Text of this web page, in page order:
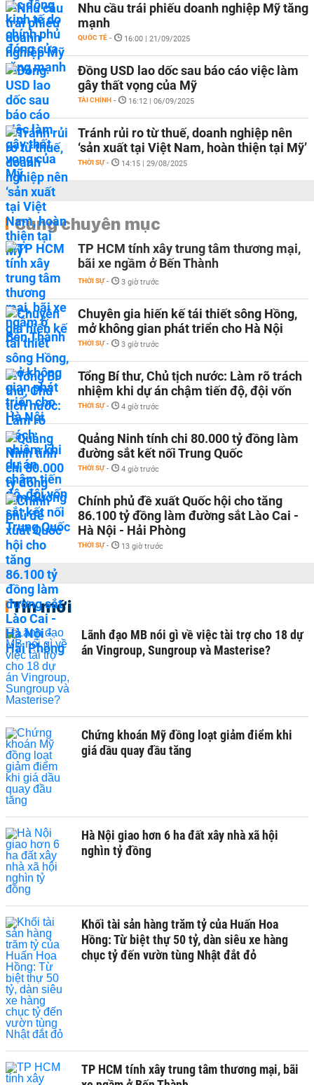
Nhu cầu trái phiếu doanh nghiệp Mỹ tăng
mạnh
QUỐC TẾ - 16:00 | 21/09/2025
Đồng USD lao dốc sau báo cáo việc làm
gây thất vọng của Mỹ
TÀI CHÍNH - 16:12 | 06/09/2025
Tránh rủi ro từ thuế, doanh nghiệp nên
‘sản xuất tại Việt Nam, hoàn thiện tại Mỹ’
THỜI SỰ - 14:15 | 29/08/2025
Cùng chuyên mục
TP HCM tính xây trung tâm thương mại,
bãi xe ngầm ở Bến Thành
THỜI SỰ - 3 giờ trước
Chuyên gia hiến kế tái thiết sông Hồng,
mở không gian phát triển cho Hà Nội
THỜI SỰ - 3 giờ trước
Tổng Bí thư, Chủ tịch nước: Làm rõ trách
nhiệm khi dự án chậm tiến độ, đội vốn
THỜI SỰ - 4 giờ trước
Quảng Ninh tính chi 80.000 tỷ đồng làm
đường sắt kết nối Trung Quốc
THỜI SỰ - 4 giờ trước
Chính phủ đề xuất Quốc hội cho tăng
86.100 tỷ đồng làm đường sắt Lào Cai -
Hà Nội - Hải Phòng
THỜI SỰ - 13 giờ trước
Tin mới
Lãnh đạo MB nói gì về việc tài trợ cho 18 dự
án Vingroup, Sungroup và Masterise?
Chứng khoán Mỹ đồng loạt giảm điểm khi
giá dầu quay đầu tăng
Hà Nội giao hơn 6 ha đất xây nhà xã hội
nghìn tỷ đồng
Khối tài sản hàng trăm tỷ của Huấn Hoa
Hồng: Từ biệt thự 50 tỷ, dàn siêu xe hàng
chục tỷ đến vườn tùng Nhật đắt đỏ
TP HCM tính xây trung tâm thương mại, bãi